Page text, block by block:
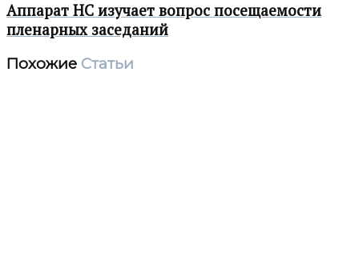
Аппарат НС изучает вопрос посещаемости
пленарных заседаний
Похожие Статьи